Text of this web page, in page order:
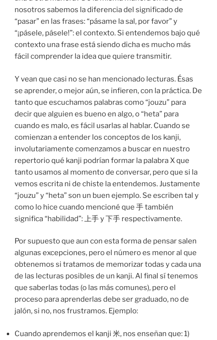
nosotros sabemos la diferencia del significado de
“pasar” en las frases: “pásame la sal, por favor” y
“¡pásele, pásele!”: el contexto. Si entendemos bajo qué
contexto una frase está siendo dicha es mucho más
fácil comprender la idea que quiere transmitir.
Y vean que casi no se han mencionado lecturas. Ésas
se aprender, o mejor aún, se infieren, con la práctica. De
tanto que escuchamos palabras como “jouzu” para
decir que alguien es bueno en algo, o “heta” para
cuando es malo, es fácil usarlas al hablar. Cuando se
comienzan a entender los conceptos de los kanji,
involutariamente comenzamos a buscar en nuestro
repertorio qué kanji podrían formar la palabra X que
tanto usamos al momento de conversar, pero que si la
vemos escrita ni de chiste la entendemos. Justamente
“jouzu” y “heta” son un buen ejemplo. Se escriben tal y
como lo hice cuando mencioné que 手 también
significa “habilidad”: 上手 y 下手 respectivamente.
Por supuesto que aun con esta forma de pensar salen
algunas excepciones, pero el número es menor al que
obtenemos si tratamos de memorizar todas y cada una
de las lecturas posibles de un kanji. Al final sí tenemos
que saberlas todas (o las más comunes), pero el
proceso para aprenderlas debe ser graduado, no de
jalón, si no, nos frustramos. Ejemplo:
Cuando aprendemos el kanji 米, nos enseñan que: 1)